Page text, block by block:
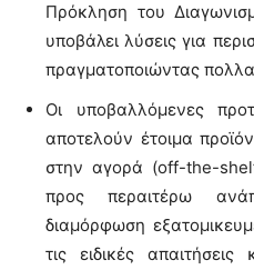
Πρόκληση του
υποβάλει λύσεις για
πραγματοποιώντας
Οι υποβαλλόμενες
αποτελούν έτοιμα
στην αγορά (off-the-
προς περαιτέρω
διαμόρφωση
τις ειδικές